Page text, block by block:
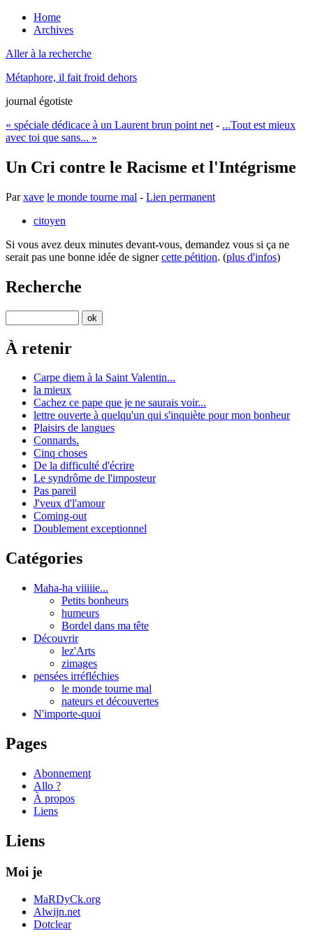
Home
Archives
Aller à la recherche
Métaphore, il fait froid dehors
journal égotiste
« spéciale dédicace à un Laurent brun point net - ...Tout est mieux
avec toi que sans... »
Un Cri contre le Racisme et l'Intégrisme
Parxave le monde tourne mal - Lien permanent
citoyen
Si vous avez deux minutes devant-vous, demandez vous si ça ne
serait pas une bonne idée de signercette pétition. (plus d'infos)
Recherche
À retenir
Carpe diem à la Saint Valentin...
la mieux
Cachez ce pape que je ne saurais voir...
lettre ouverte à quelqu'un qui s'inquiète pour mon bonheur
Plaisirs de langues
Connards.
Cinq choses
De la difficulté d'écrire
Le syndrôme de l'imposteur
Pas pareil
J'veux d'l'amour
Coming-out
Doublement exceptionnel
Catégories
Maha-ha viiiiie...
Petits bonheurs
humeurs
Bordel dans ma tête
Découvrir
lez'Arts
zimages
pensées irréfléchies
le monde tourne mal
nateurs et découvertes
N'importe-quoi
Pages
Abonnement
Allo ?
À propos
Liens
Liens
Moi je
MaRDyCk.org
Alwijn.net
Dotclear